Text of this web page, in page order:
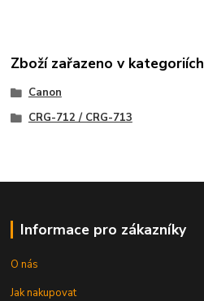
Zboží zařazeno v kategoriích
Canon
CRG-712 / CRG-713
Informace pro zákazníky
O nás
Jak nakupovat